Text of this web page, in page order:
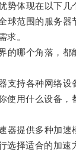
体现在以下几
范围的服务器
求。
哪个角落，都
持各种网络设
使用什么设备，
提供多种加速
选择适合的加速